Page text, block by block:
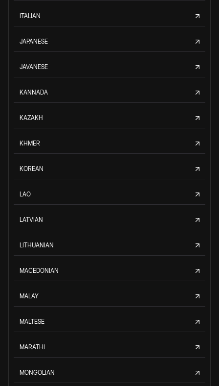
ITALIAN
JAPANESE
JAVANESE
KANNADA
KAZAKH
KHMER
KOREAN
LAO
LATVIAN
LITHUANIAN
MACEDONIAN
MALAY
MALTESE
MARATHI
MONGOLIAN